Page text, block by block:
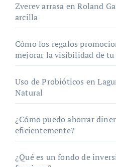
Zverev arrasa en Roland
arcilla
Cómo los regalos
mejorar la visibilidad de tu
Uso de Probióticos en
Natural
¿Cómo puedo ahorrar
eficientemente?
¿Qué es un fondo de